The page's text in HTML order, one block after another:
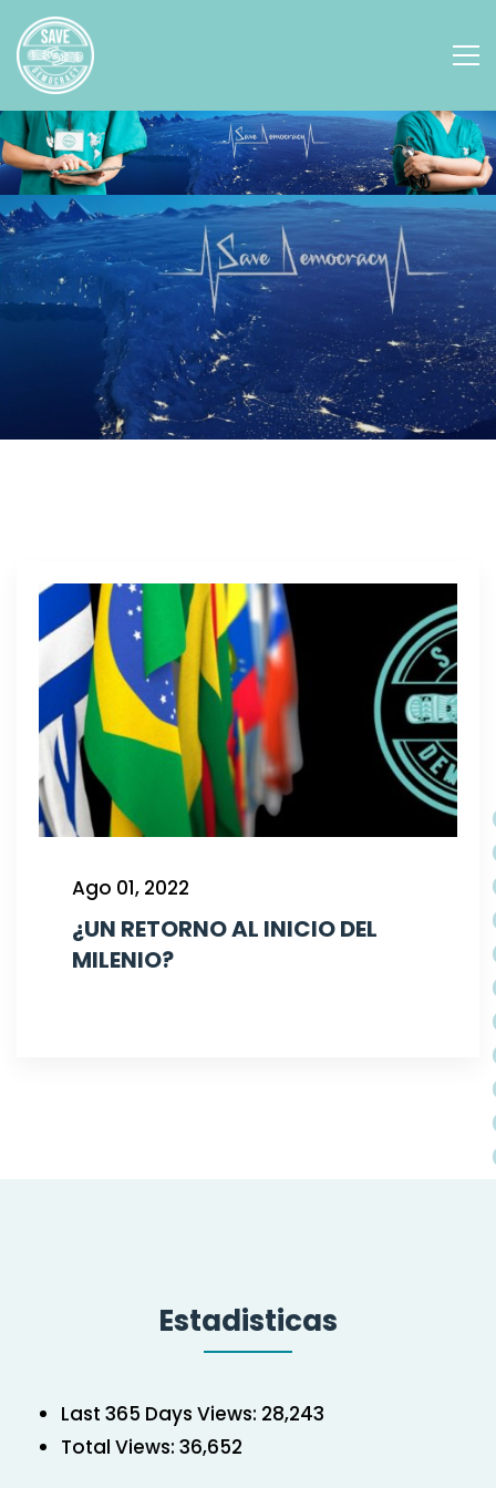
Ago 01, 2022
¿UN RETORNO AL INICIO DEL
MILENIO?
Estadisticas
Last 365 Days Views: 28,243
Total Views: 36,652